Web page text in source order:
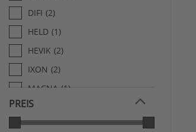
DIFI (2)
HELD (1)
HEVIK (2)
IXON (2)
MACNA (1)
SHOT
TUCANO URBANO (3)
PREIS